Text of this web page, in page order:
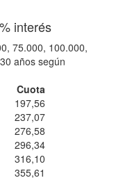
interés
75.000, 100.000,
años según
Cuota
197,56
237,07
276,58
296,34
316,10
355,61